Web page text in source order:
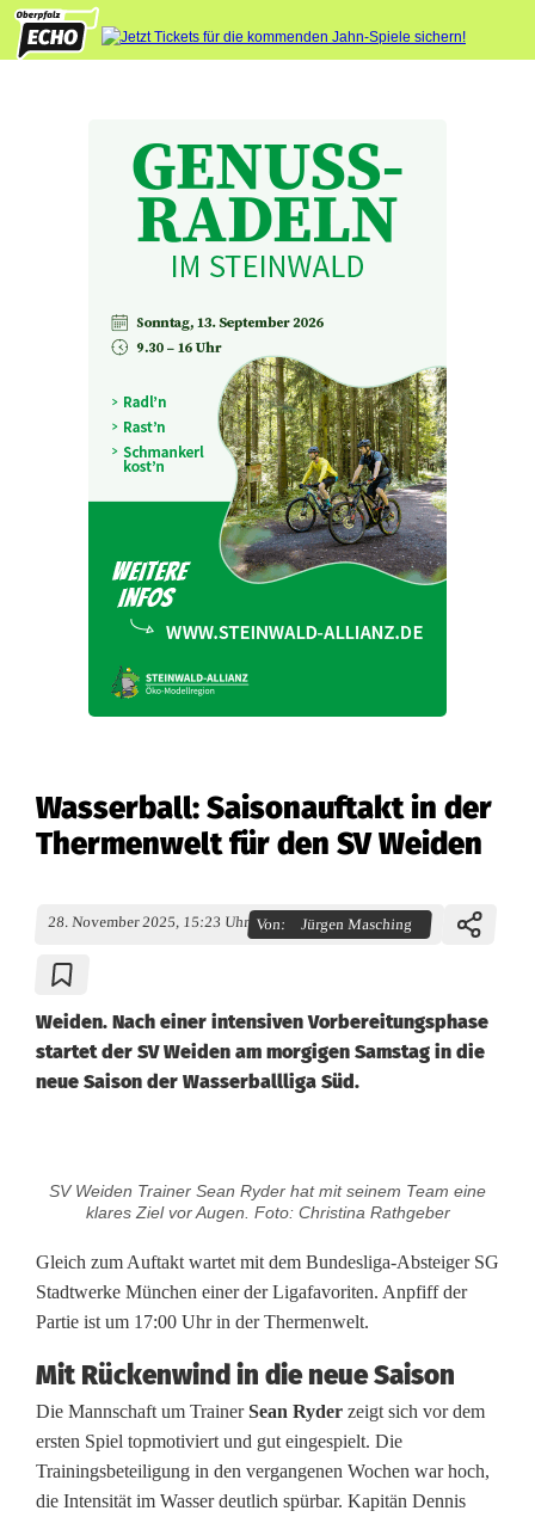
Wasserball: Saisonauftakt in der
Thermenwelt für den SV Weiden
28. November 2025, 15:23 Uhr Von: Jürgen Masching
Weiden. Nach einer intensiven Vorbereitungsphase
startet der SV Weiden am morgigen Samstag in die
neue Saison der Wasserballliga Süd.
s
s
r
b
a
SV Weiden Trainer Sean Ryder hat mit seinem Team eine
klares Ziel vor Augen. Foto: Christina Rathgeber
Gleich zum Auftakt wartet mit dem Bundesliga-Absteiger SG
Stadtwerke München einer der Ligafavoriten. Anpfiff der
Partie ist um 17:00 Uhr in der Thermenwelt.
Mit Rückenwind in die neue Saison
Die Mannschaft um TrainerSean Ryder zeigt sich vor dem
ersten Spiel topmotiviert und gut eingespielt. Die
Trainingsbeteiligung in den vergangenen Wochen war hoch,
die Intensität im Wasser deutlich spürbar. Kapitän Dennis